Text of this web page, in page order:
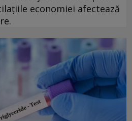
economiei afectează